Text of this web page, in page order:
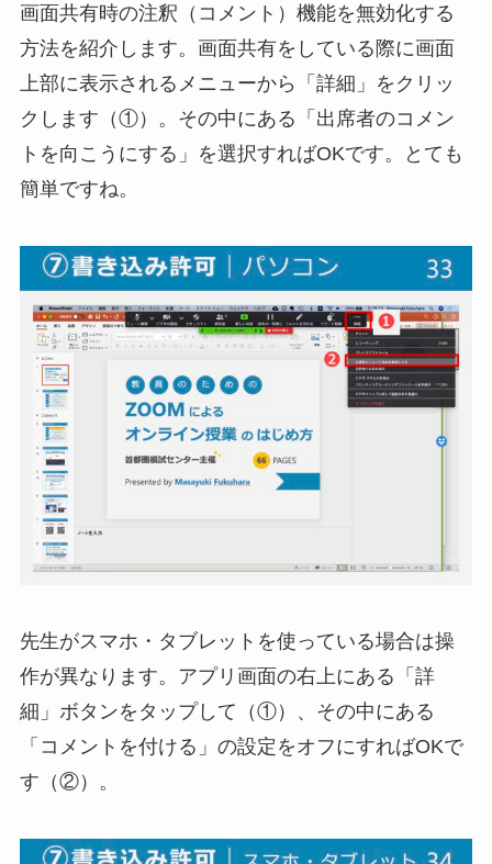
画面共有時の注釈（コメント）機能を無効化する
方法を紹介します。画面共有をしている際に画面
上部に表示されるメニューから「詳細」をクリッ
クします（①）。その中にある「出席者のコメン
トを向こうにする」を選択すればOKです。とても
簡単ですね。
先生がスマホ・タブレットを使っている場合は操
作が異なります。アプリ画面の右上にある「詳
細」ボタンをタップして（①）、その中にある
「コメントを付ける」の設定をオフにすればOKで
す（②）。